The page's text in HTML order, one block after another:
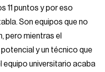
11 puntos y por eso
Son equipos que no
pero mientras el
y un técnico que
equipo universitario acaba